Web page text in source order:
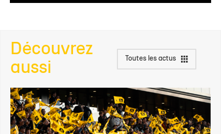
Découvrez
aussi
Toutes les actus